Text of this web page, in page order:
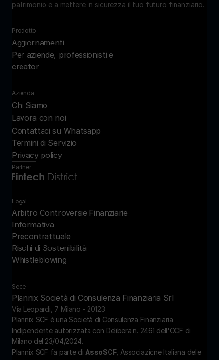
Prodotto
Aggiornamenti
Per aziende, professionisti e
creator
Azienda
Chi Siamo
Lavora con noi
Contattaci su Whatsapp
Termini di Servizio
Privacy policy
Partner
Sede
Plannix Società di Consulenza Finanziaria Srl
Via Leopardi, 7 Milano - 20123
patrimonio e a mettere in sicurezza il tuo futuro finanziario.
Legal
Arbitro Controversie Finanziarie
Informativa
Precontrattuale
Rischi di Sostenibilità
Whistleblowing
Plannix SCF è una Società di Consulenza Finanziaria
Indipendente autorizzata con Delibera n. 2461 dell'OCF di
Milano del 23/04/2024.
Plannix SCF fa parte di AssoSCF, Associazione Italiana delle